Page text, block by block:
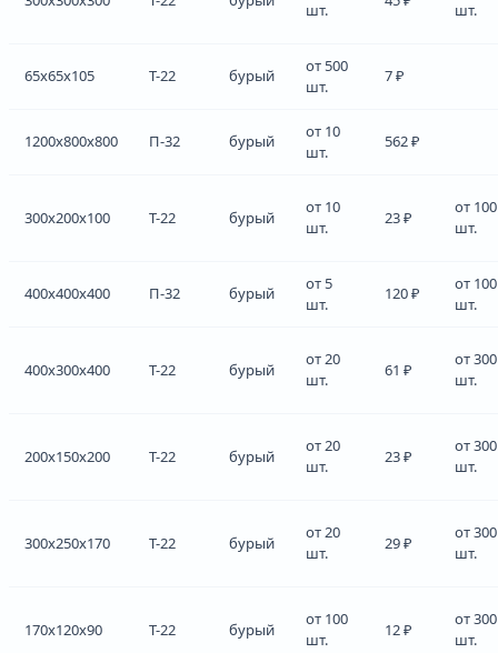
шт. шт.
65x65x105 Т-22 бурый
от 500
шт.
7 ₽
1200x800x800 П-32 бурый
от 10
шт.
562 ₽
300x200x100 Т-22 бурый
от 10
шт.
23 ₽
от 100
шт.
400x400x400 П-32 бурый
от 5
шт.
120 ₽
от 100
шт.
400x300x400 Т-22 бурый
от 20
шт.
61 ₽
от 300
шт.
200x150x200 Т-22 бурый
от 20
шт.
23 ₽
от 300
шт.
300x250x170 Т-22 бурый
от 20
шт.
29 ₽
от 300
шт.
170x120x90 Т-22 бурый
от 100
шт.
12 ₽
от 300
шт.